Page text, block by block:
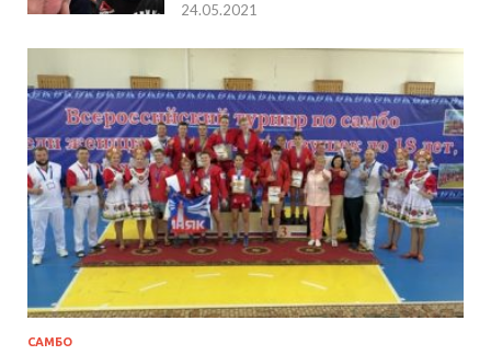
24.05.2021
САМБО